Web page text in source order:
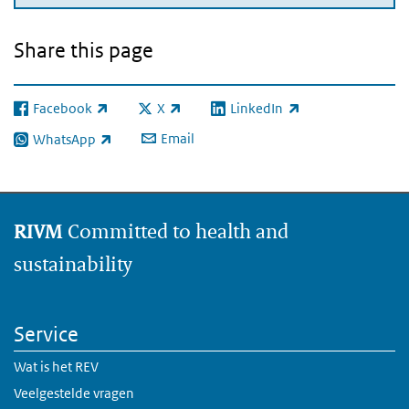
Share this page
Facebook
(link is external) X
(link is external)LinkedIn
(link is external)
WhatsApp
(link is external) Email
RIVM Committed to health and
sustainability
Service
Wat is het REV
Veelgestelde vragen